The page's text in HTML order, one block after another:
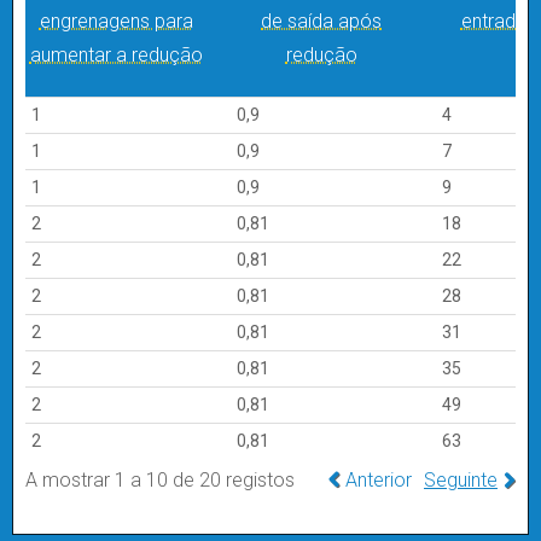
engrenagens para
aumentar a redução
de saída após
redução
entrada
redução
engrenagens para
aumentar a redução
Eficiência
aplicada e potência
de saída após
redução
redução
entrada
1 0,9
4
1
0,9
7
1
0,9
9
2
0,81
18
2
0,81
22
2
0,81
28
2
0,81
31
2
0,81
35
2
0,81
49
2
0,81 63
A mostrar 1 a 10 de 20 registos Anterior Seguinte